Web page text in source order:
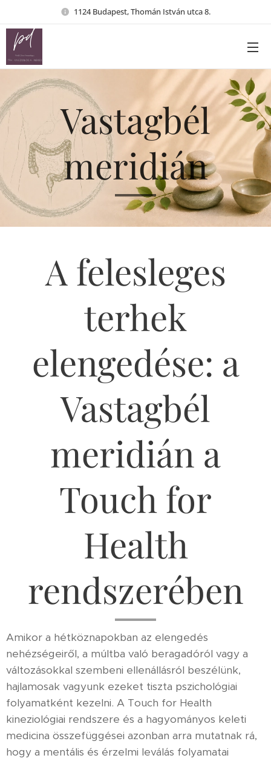
1124 Budapest, Thomán István utca 8.
Vastagbél
meridián
A felesleges
terhek
elengedése: a
Vastagbél
meridián a
Touch for
Health
rendszerében
Amikor a hétköznapokban az elengedés
nehézségeiről, a múltba való beragadóról vagy a
változásokkal szembeni ellenállásról beszélünk,
hajlamosak vagyunk ezeket tiszta pszichológiai
folyamatként kezelni. A Touch for Health
kineziológiai rendszere és a hagyományos keleti
medicina összefüggései azonban arra mutatnak rá,
hogy a mentális és érzelmi leválás folyamatai